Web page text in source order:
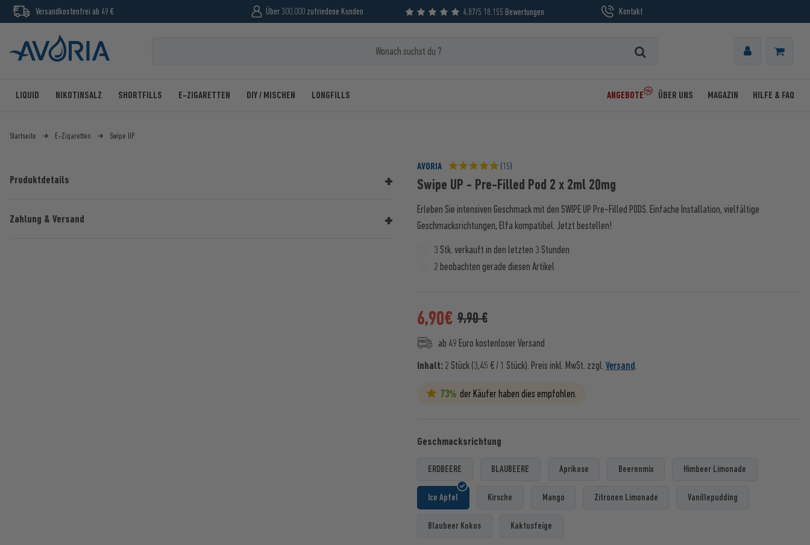
Versandkostenfrei ab 49 € Über 300.000 zufriedene Kunden 4.87/5 18.155 Bewertungen Kontakt
LIQUID NIKOTINSALZ SHORTFILLS E-ZIGARETTEN DIY / MISCHEN LONGFILLS HILFE & FAQ
MAGAZIN
ÜBER UNS
ANGEBOTE
Startseite E-Zigaretten Swipe UP
Produktdetails
Zahlung & Versand
AVORIA (15)
Swipe UP - Pre-Filled Pod 2 x 2ml 20mg
Erleben Sie intensiven Geschmack mit den SWIPE UP Pre-Filled PODS. Einfache Installation, vielfältige
Geschmacksrichtungen, Elfa kompatibel. Jetzt bestellen!
3 Stk. verkauft in den letzten 3 Stunden
2 beobachten gerade diesen Artikel
6,90€ 9,90 €
ab 49 Euro kostenloser Versand
Inhalt: 2 Stück (3,45 € / 1 Stück). Preis inkl. MwSt. zzgl. Versand.
73% der Käufer haben dies empfohlen.
Geschmacksrichtung
ERDBEERE BLAUBEERE Aprikose Beerenmix Himbeer Limonade
Ice Apfel Kirsche Mango Zitronen Limonade Vanillepudding
Blaubeer Kokos Kaktusfeige